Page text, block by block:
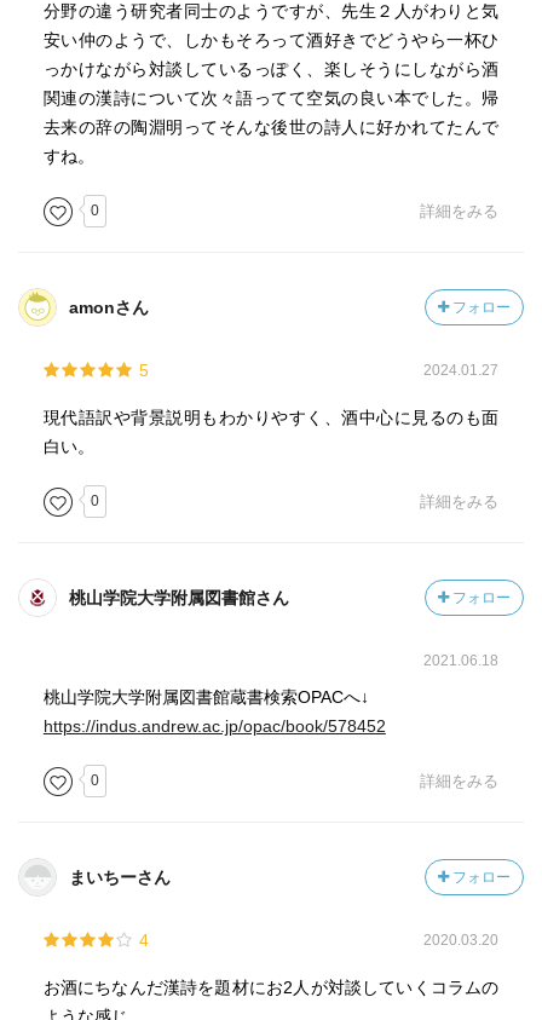
分野の違う研究者同士のようですが、先生２人がわりと気
安い仲のようで、しかもそろって酒好きでどうやら一杯ひ
っかけながら対談しているっぽく、楽しそうにしながら酒
関連の漢詩について次々語ってて空気の良い本でした。帰
去来の辞の陶淵明ってそんな後世の詩人に好かれてたんで
すね。
0 詳細をみる
amonさん フォロー
5 2024.01.27
現代語訳や背景説明もわかりやすく、酒中心に見るのも面
白い。
0 詳細をみる
桃山学院大学附属図書館さん フォロー
2021.06.18
桃山学院大学附属図書館蔵書検索OPACへ↓
https://indus.andrew.ac.jp/opac/book/578452
0 詳細をみる
まいちーさん フォロー
4 2020.03.20
お酒にちなんだ漢詩を題材にお2人が対談していくコラムの